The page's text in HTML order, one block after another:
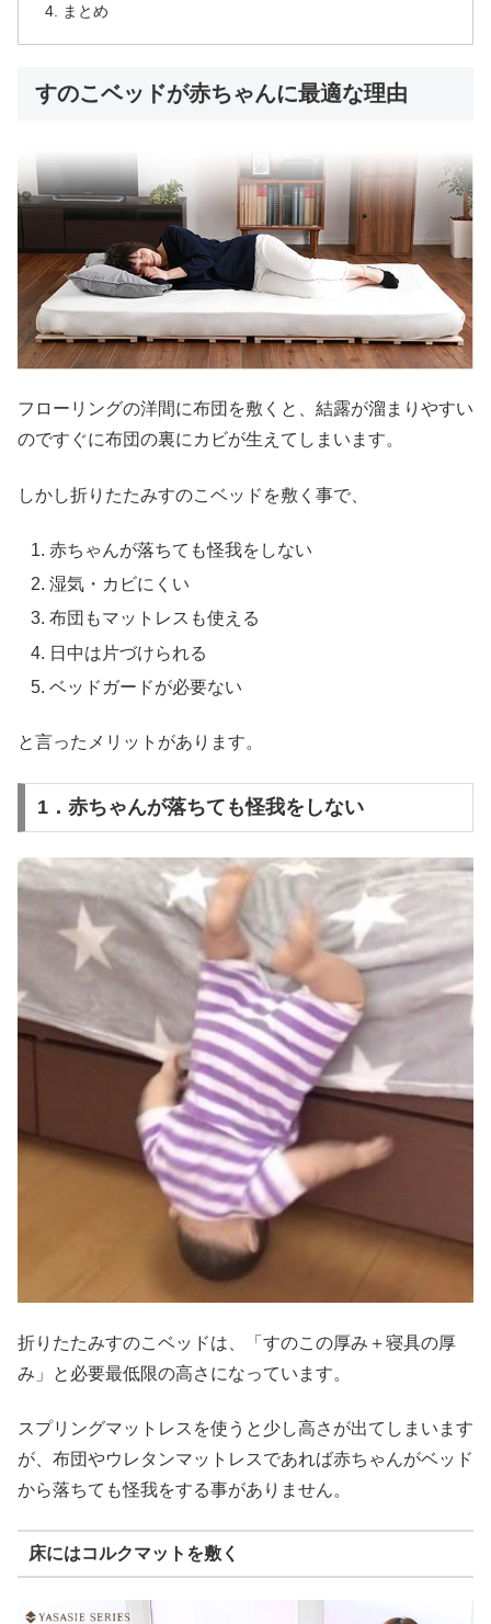
まとめ
すのこベッドが赤ちゃんに最適な理由
フローリングの洋間に布団を敷くと、結露が溜まりやすい
のですぐに布団の裏にカビが生えてしまいます。
しかし折りたたみすのこベッドを敷く事で、
赤ちゃんが落ちても怪我をしない
湿気・カビにくい
布団もマットレスも使える
日中は片づけられる
ベッドガードが必要ない
と言ったメリットがあります。
1．赤ちゃんが落ちても怪我をしない
折りたたみすのこベッドは、「すのこの厚み＋寝具の厚
み」と必要最低限の高さになっています。
スプリングマットレスを使うと少し高さが出てしまいます
が、布団やウレタンマットレスであれば赤ちゃんがベッド
から落ちても怪我をする事がありません。
床にはコルクマットを敷く